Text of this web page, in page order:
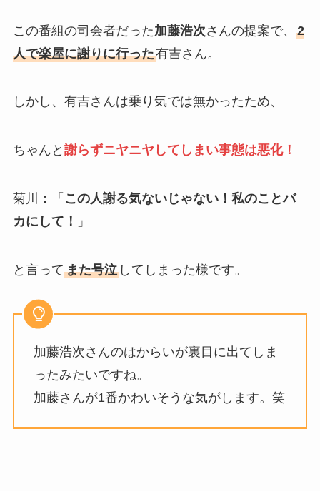
この番組の司会者だった加藤浩次さんの提案で、 2
人で楽屋に謝りに行った有吉さん。
しかし、有吉さんは乗り気では無かったため、
ちゃんと 謝らずニヤニヤしてしまい事態は悪化！
菊川：「 この人謝る気ないじゃない！私のことバ
カにして！
」
と言ってまた号泣してしまった様です。
加藤浩次さんのはからいが裏目に出てしま
ったみたいですね。
加藤さんが1番かわいそうな気がします。笑